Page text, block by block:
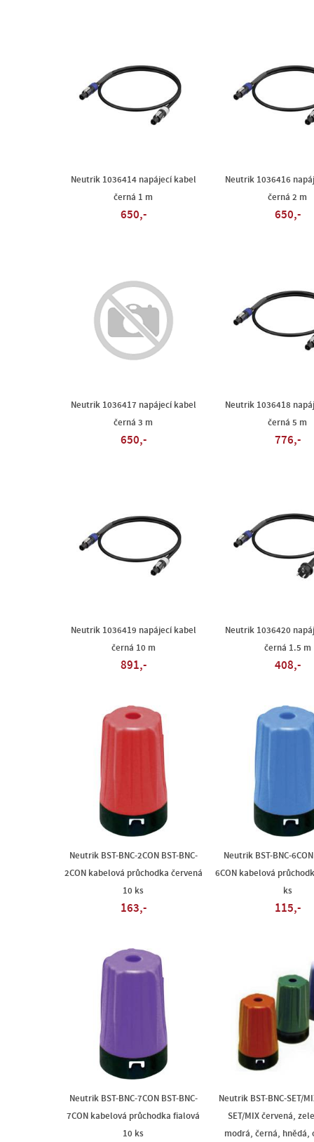
Neutrik 1036414 napájecí kabel
černá 1 m
650,-
Neutrik 1036416
černá 2 m
650,-
Neutrik 1036417 napájecí kabel
černá 3 m
650,-
Neutrik 1036418
černá 5 m
776,-
Neutrik 1036419 napájecí kabel
černá 10 m
891,-
Neutrik 1036420
černá 1.5 m
408,-
Neutrik BST-BNC-2CON BST-BNC-
2CON kabelová průchodka červená
10 ks
163,-
Neutrik BST-BNC-
6CON kabelová
ks
115,-
Neutrik BST-BNC-7CON BST-BNC-
7CON kabelová průchodka fialová
10 ks
Neutrik BST-BNC-SET/
SET/MIX červená,
modrá, černá, hnědá,